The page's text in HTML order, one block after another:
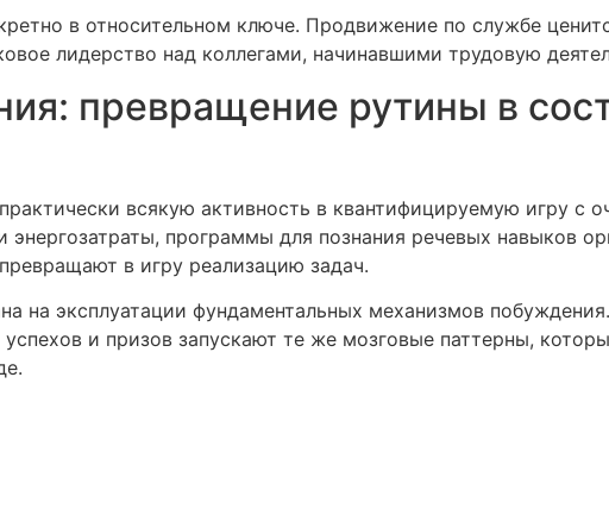
в относительном ключе. Продвижение по службе
лидерство над коллегами, начинавшими трудовую
превращение рутины в
всякую активность в квантифицируемую игру с
программы для познания речевых навыков
в игру реализацию задач.
на эксплуатации фундаментальных механизмов
и призов запускают те же мозговые паттерны,